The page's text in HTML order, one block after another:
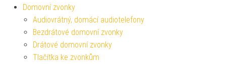
Domovní zvonky
Audiovrátný, domácí audiotelefony
Bezdrátové domovní zvonky
Drátové domovní zvonky
Tlačítka ke zvonkům